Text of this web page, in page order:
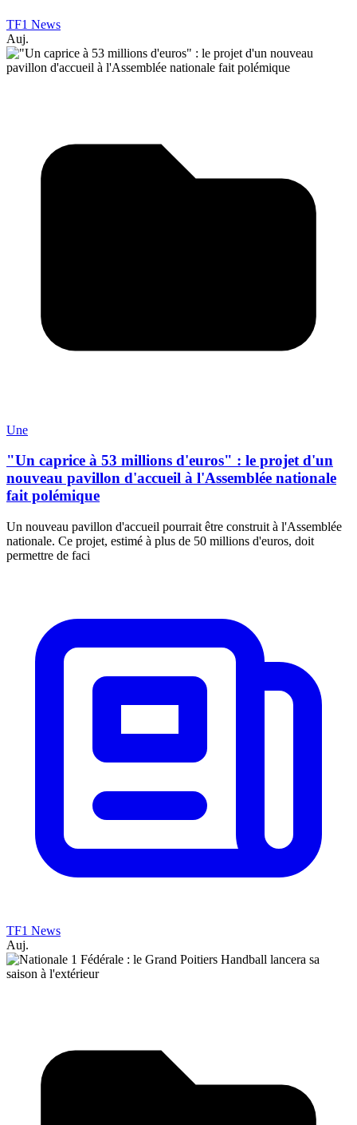
TF1 News
Auj.
Une
"Un caprice à 53 millions d'euros" : le projet d'un
nouveau pavillon d'accueil à l'Assemblée nationale
fait polémique
Un nouveau pavillon d'accueil pourrait être construit à l'Assemblée
nationale. Ce projet, estimé à plus de 50 millions d'euros, doit
permettre de faci
TF1 News
Auj.